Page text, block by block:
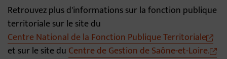
Retrouvez plus d'informations sur la fonction publique
territoriale sur le site du
Centre National de la Fonction Publique Territoriale
et sur le site du Centre de Gestion de Saône-et-Loire.